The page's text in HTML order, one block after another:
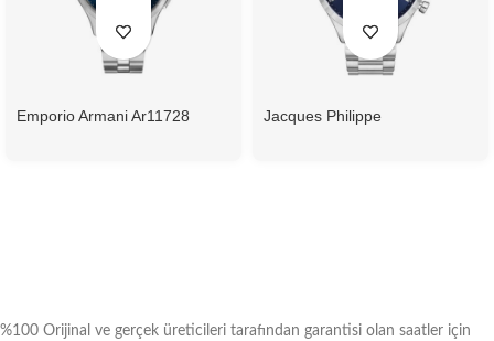
Emporio Armani Ar11728
Jacques Philippe
%100 Orijinal ve gerçek üreticileri tarafından garantisi olan saatler için